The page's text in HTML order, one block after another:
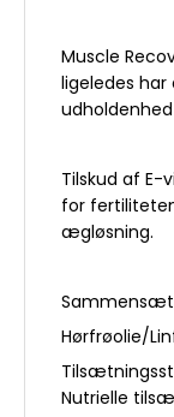
Muscle
ligeledes
Tilskud af E-
for
ægløsning.
Hørfrøolie/
Nutrielle